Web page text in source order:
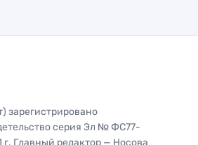
зарегистрировано
серия Эл № ФС77-
г. Главный редактор — Носова